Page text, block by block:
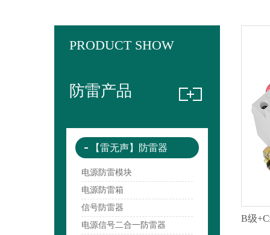
PRODUCT SHOW
防雷产品
【雷无声】防雷器
电源防雷模块
电源防雷箱
信号防雷器
电源信号二合一防雷器